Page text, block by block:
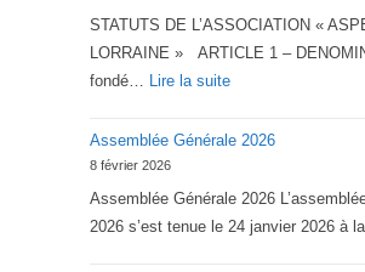
STATUTS DE L’ASSOCIATION «
LORRAINE » ARTICLE 1 –
fondé… Lire la suite:
2026
Lorraine
Assemblée Générale 2026
8 février 2026
Assemblée Générale 2026
2026 s’est tenue le 24 janvier 2026 à